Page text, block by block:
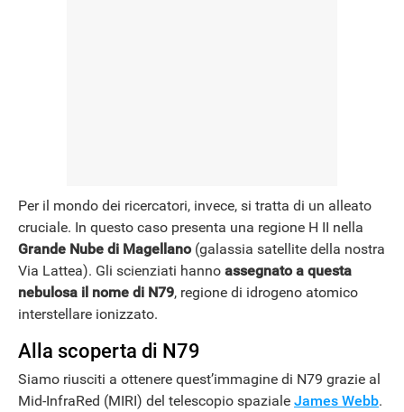
Per il mondo dei ricercatori, invece, si tratta di un alleato
cruciale. In questo caso presenta una regione H II nella
Grande Nube di Magellano(galassia satellite della nostra
Via Lattea). Gli scienziati hanno assegnato a questa
nebulosa il nome di N79, regione di idrogeno atomico
interstellare ionizzato.
Alla scoperta di N79
Siamo riusciti a ottenere quest’immagine di N79 grazie al
Mid-InfraRed (MIRI) del telescopio spaziale James Webb.